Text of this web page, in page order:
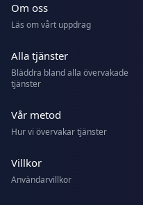
Om oss
Läs om vårt uppdrag
Alla tjänster
Bläddra bland alla övervakade
tjänster
Vår metod
Hur vi övervakar tjänster
Villkor
Användarvillkor